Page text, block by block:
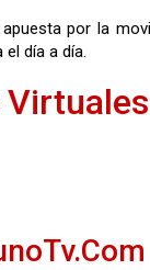
por la
día a día.